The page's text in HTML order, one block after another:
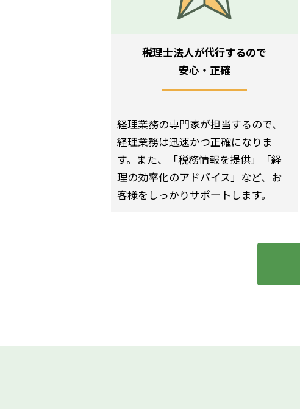
税理士法人が代行するので
安心・正確
経理業務の専門家が担当するので、
経理業務は迅速かつ正確になりま
す。また、「税務情報を提供」「経
理の効率化のアドバイス」など、お
客様をしっかりサポートします。